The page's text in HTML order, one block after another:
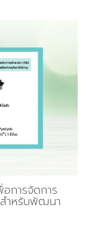
การจัดการ
สำหรับพัฒนา